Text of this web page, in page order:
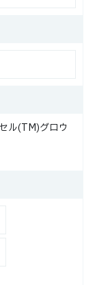
ル(TM)グロウ